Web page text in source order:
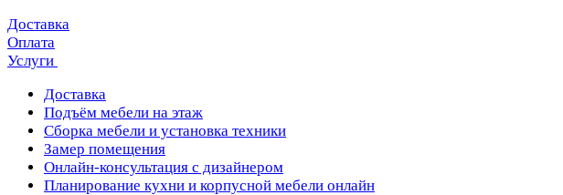
Доставка
Оплата
Услуги
Доставка
Подъём мебели на этаж
Сборка мебели и установка техники
Замер помещения
Онлайн-консультация с дизайнером
Планирование кухни и корпусной мебели онлайн